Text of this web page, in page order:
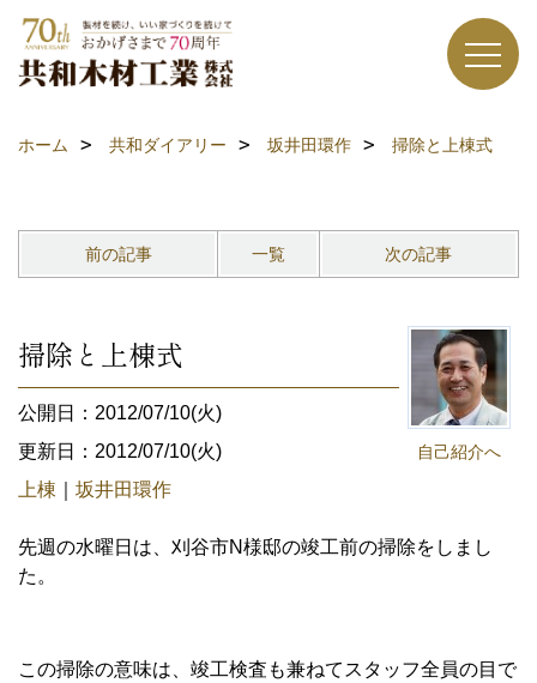
ホーム 共和ダイアリー 坂井田環作 掃除と上棟式
前の記事 一覧 次の記事
自己紹介へ
掃除と上棟式
公開日：2012/07/10(火)
更新日：2012/07/10(火)
上棟
坂井田環作
先週の水曜日は、刈谷市N様邸の竣工前の掃除をしまし
た。
この掃除の意味は、竣工検査も兼ねてスタッフ全員の目で